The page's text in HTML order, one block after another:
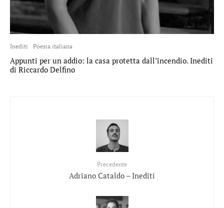
Inediti Poesia italiana
Appunti per un addio: la casa protetta dall’incendio. Inediti
di Riccardo Delfino
Precedente
Adriano Cataldo – Inediti